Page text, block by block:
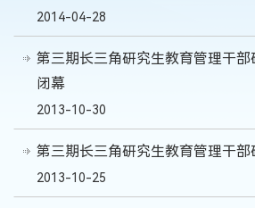
2014-04-28
第三期长三角研究生教育管理干部
闭幕
2013-10-30
第三期长三角研究生教育管理干
2013-10-25